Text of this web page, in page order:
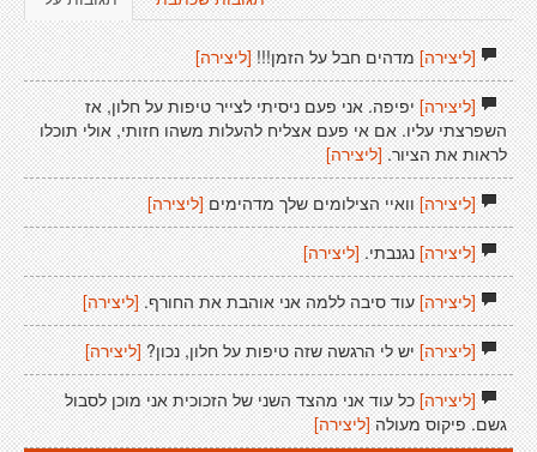
[ליצירה]מדהים חבל על הזמן!!![ליצירה]
[ליצירה]יפיפה. אני פעם ניסיתי לצייר טיפות על חלון, אז
השפרצתי עליו. אם אי פעם אצליח להעלות משהו חזותי, אולי תוכלו
לראות את הציור. [ליצירה]
[ליצירה]וואיי הצילומים שלך מדהימים [ליצירה]
[ליצירה]נגנבתי.[ליצירה]
[ליצירה]עוד סיבה ללמה אני אוהבת את החורף. [ליצירה]
[ליצירה]יש לי הרגשה שזה טיפות על חלון, נכון? [ליצירה]
[ליצירה]כל עוד אני מהצד השני של הזכוכית אני מוכן לסבול
גשם. פיקוס מעולה [ליצירה]